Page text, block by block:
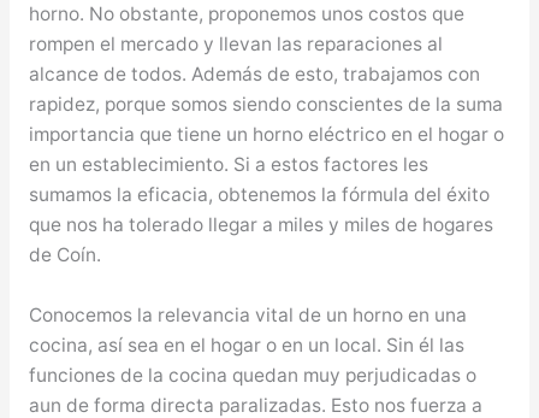
horno. No obstante, proponemos unos costos que
rompen el mercado y llevan las reparaciones al
alcance de todos. Además de esto, trabajamos con
rapidez, porque somos siendo conscientes de la suma
importancia que tiene un horno eléctrico en el hogar o
en un establecimiento. Si a estos factores les
sumamos la eficacia, obtenemos la fórmula del éxito
que nos ha tolerado llegar a miles y miles de hogares
de Coín.
Conocemos la relevancia vital de un horno en una
cocina, así sea en el hogar o en un local. Sin él las
funciones de la cocina quedan muy perjudicadas o
aun de forma directa paralizadas. Esto nos fuerza a